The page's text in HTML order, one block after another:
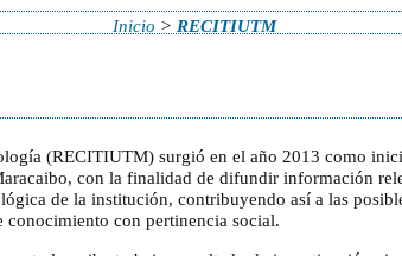
Inicio > RECITIUTM
(RECITIUTM) surgió en el año 2013 como
con la finalidad de difundir información
de la institución, contribuyendo así a las
conocimiento con pertinencia social.